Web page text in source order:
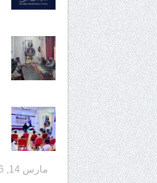
مارس 14, 2026